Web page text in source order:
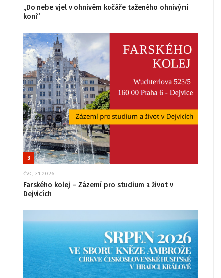
„Do nebe vjel v ohnivém kočáře taženého ohnivými
koni“
3
ČVC, 31 2026
Farského kolej – Zázemí pro studium a život v
Dejvicích